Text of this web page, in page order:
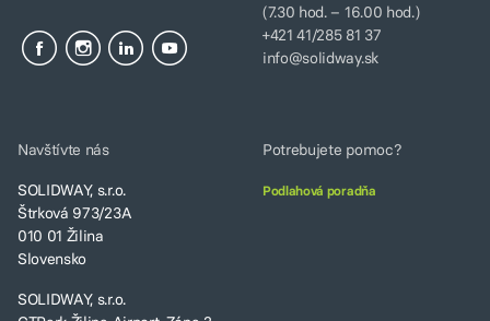
(7.30 hod. – 16.00 hod.)
+421 41/285 81 37
info@solidway.sk
Navštívte nás
SOLIDWAY, s.r.o.
Štrková 973/23A
010 01 Žilina
Slovensko
SOLIDWAY, s.r.o.
Potrebujete pomoc?
Podlahová poradňa